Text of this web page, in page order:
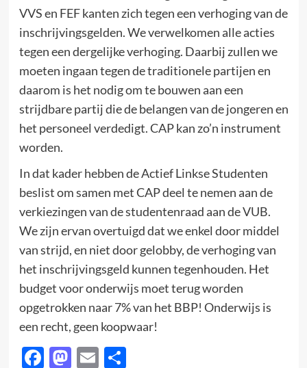
VVS en FEF kanten zich tegen een verhoging van de
inschrijvingsgelden. We verwelkomen alle acties
tegen een dergelijke verhoging. Daarbij zullen we
moeten ingaan tegen de traditionele partijen en
daarom is het nodig om te bouwen aan een
strijdbare partij die de belangen van de jongeren en
het personeel verdedigt. CAP kan zo’n instrument
worden.
In dat kader hebben de Actief Linkse Studenten
beslist om samen met CAP deel te nemen aan de
verkiezingen van de studentenraad aan de VUB.
We zijn ervan overtuigd dat we enkel door middel
van strijd, en niet door gelobby, de verhoging van
het inschrijvingsgeld kunnen tegenhouden. Het
budget voor onderwijs moet terug worden
opgetrokken naar 7% van het BBP! Onderwijs is
een recht, geen koopwaar!
Facebook
Mastodon
EmailDelen